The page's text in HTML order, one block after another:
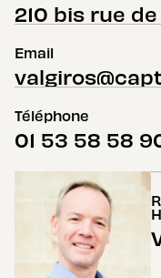
210 bis rue
Email
Téléphone
01 53 58 58